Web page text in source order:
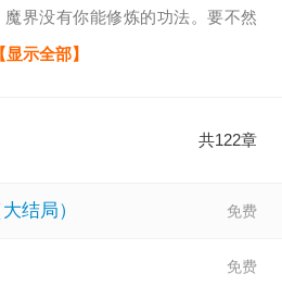
界没有你能修炼的功法。要不然
扔——
有，供修士进入磨砺心境。】
的青梅，最后心灰意冷，嫁给别
【显示全部】
共122章
结局）